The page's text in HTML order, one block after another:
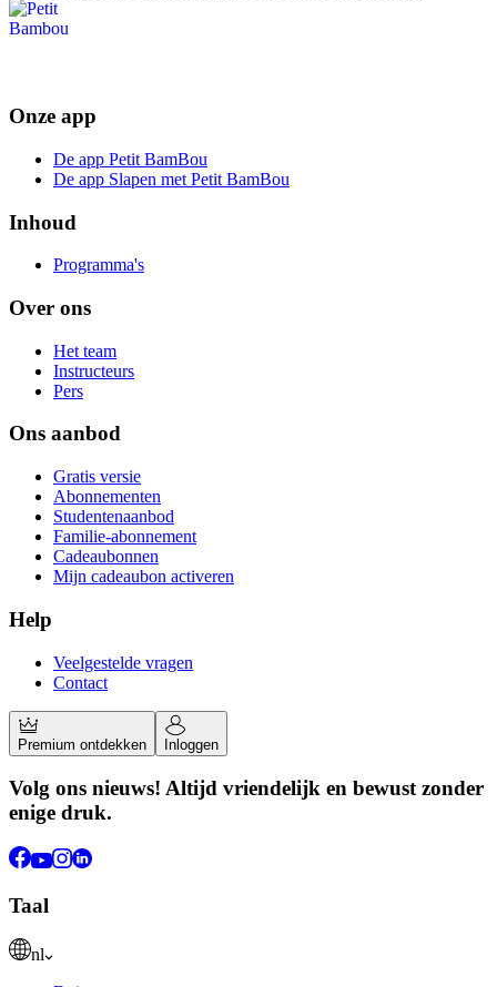
Onze app
De app Petit BamBou
De app Slapen met Petit BamBou
Inhoud
Programma's
Over ons
Het team
Instructeurs
Pers
Ons aanbod
Gratis versie
Abonnementen
Studentenaanbod
Familie-abonnement
Cadeaubonnen
Mijn cadeaubon activeren
Help
Veelgestelde vragen
Contact
Premium ontdekken Inloggen
Volg ons nieuws! Altijd vriendelijk en bewust zonder
enige druk.
Taal
nl